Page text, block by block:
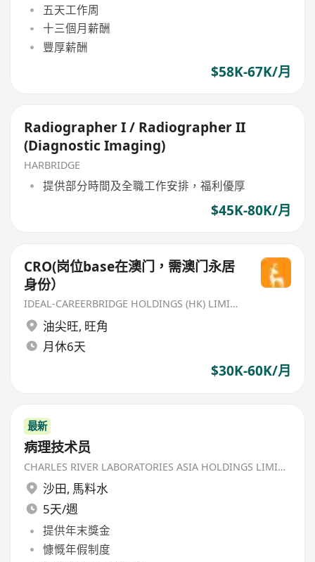
五天工作周
十三個月薪酬
豐厚薪酬
$58K-67K/月
Radiographer I / Radiographer II
(Diagnostic Imaging)
HARBRIDGE
提供部分時間及全職工作安排，福利優厚
$45K-80K/月
CRO(岗位base在澳门，需澳门永居
身份）
IDEAL-CAREERBRIDGE HOLDINGS (HK) LIMITED
油尖旺, 旺角
月休6天
$30K-60K/月
最新
病理技术员
CHARLES RIVER LABORATORIES ASIA HOLDINGS LIMITED
沙田, 馬料水
5天/週
提供年末獎金
慷慨年假制度